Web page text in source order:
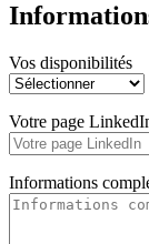
Vos disponibilités
Votre page
Informations